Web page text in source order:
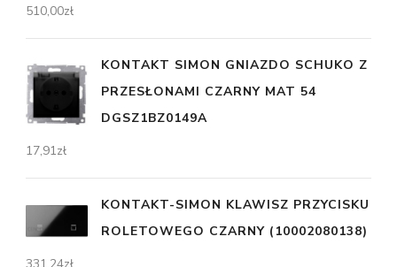
510,00zł
KONTAKT SIMON GNIAZDO SCHUKO Z
PRZESŁONAMI CZARNY MAT 54
DGSZ1BZ0149A
17,91zł
KONTAKT-SIMON KLAWISZ PRZYCISKU
ROLETOWEGO CZARNY (10002080138)